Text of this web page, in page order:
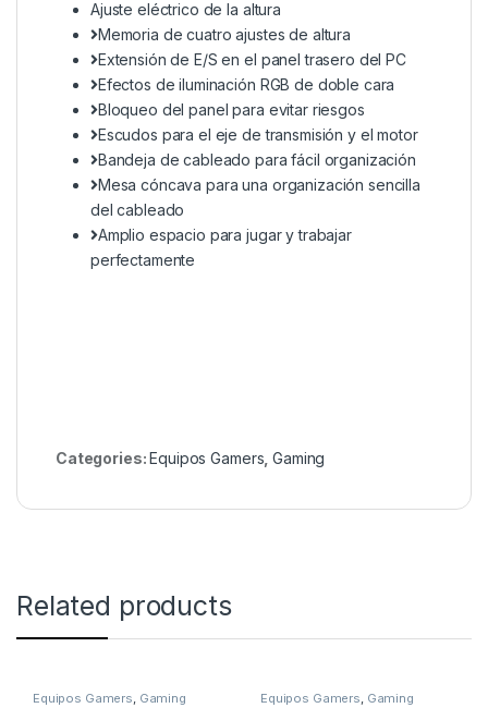
Ajuste eléctrico de la altura
Memoria de cuatro ajustes de altura
Extensión de E/S en el panel trasero del PC
Efectos de iluminación RGB de doble cara
Bloqueo del panel para evitar riesgos
Escudos para el eje de transmisión y el motor
Bandeja de cableado para fácil organización
Mesa cóncava para una organización sencilla
del cableado
Amplio espacio para jugar y trabajar
perfectamente
Categories:Equipos Gamers ,Gaming
Related products
Equipos Gamers, Gaming Equipos Gamers, Gaming